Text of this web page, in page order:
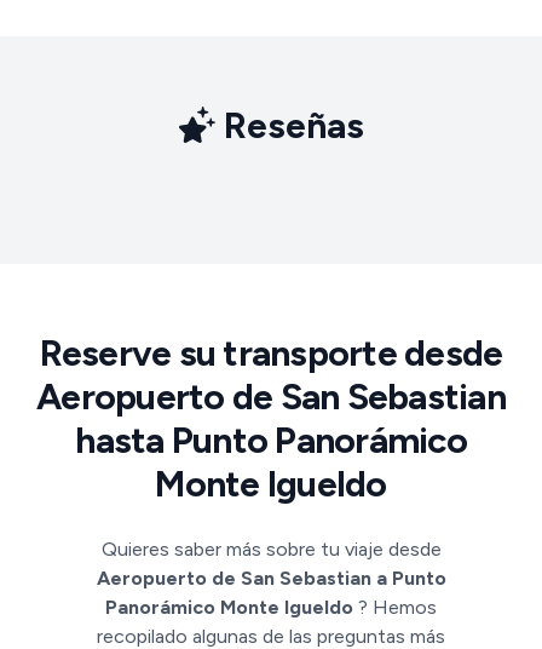
Reseñas
Reserve su transporte desde
Aeropuerto de San Sebastian
hasta Punto Panorámico
Monte Igueldo
Quieres saber más sobre tu viaje desde
Aeropuerto de San Sebastian a Punto
Panorámico Monte Igueldo ? Hemos
recopilado algunas de las preguntas más